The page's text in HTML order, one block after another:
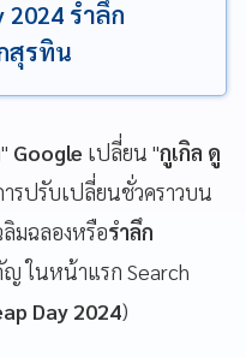
2024 รำลึก
สุรทิน
" Google เปลี่ยน "กูเกิล ดู
รปรับเปลี่ยนชั่วคราวบน
มฉลองหรือรำลึก
ในหน้าแรก Search
Day 2024)